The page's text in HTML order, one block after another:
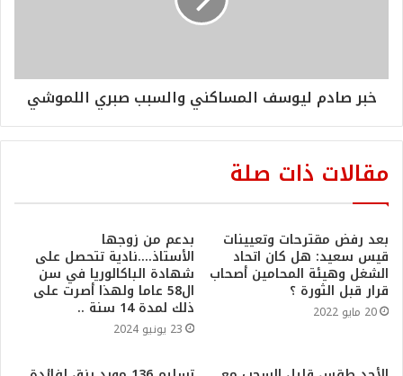
خبر صادم ليوسف المساكني والسبب صبري اللموشي
مقالات ذات صلة
بعد رفض مقترحات وتعيينات
قيس سعيد: هل كان اتحاد
الشغل وهيئة المحامين أصحاب
قرار قبل الثورة ؟
20 مايو 2022
بدعم من زوجها
الأستاذ….نادية تتحصل على
شهادة الباكالوريا في سن
ال58 عاما ولهذا أصرت على
ذلك لمدة 14 سنة ..
23 يونيو 2024